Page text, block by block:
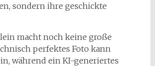
sondern ihre geschickte
macht noch keine große
perfektes Foto kann
während ein KI-generiertes